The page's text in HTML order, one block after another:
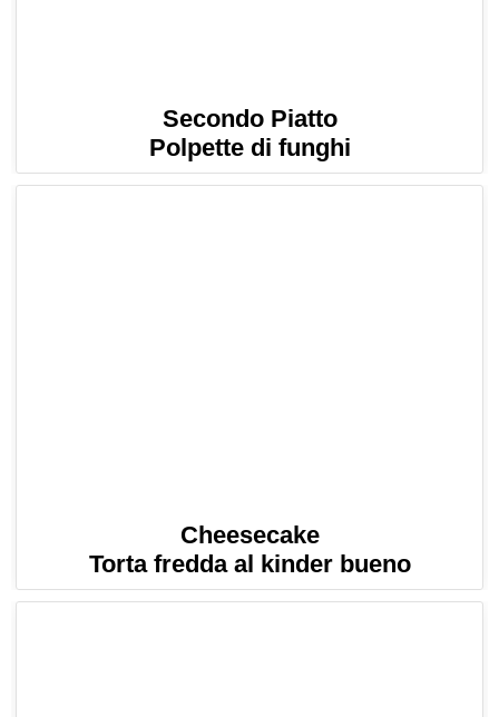
Secondo Piatto
Polpette di funghi
Cheesecake
Torta fredda al kinder bueno